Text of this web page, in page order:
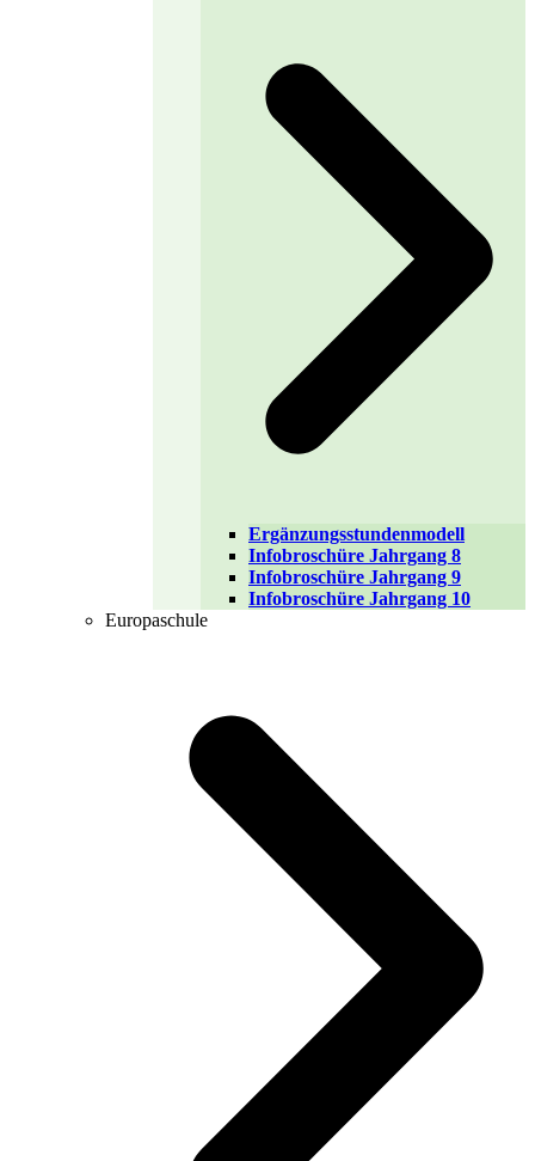
Ergänzungsstundenmodell
Infobroschüre Jahrgang 8
Infobroschüre Jahrgang 9
Infobroschüre Jahrgang 10
Europaschule